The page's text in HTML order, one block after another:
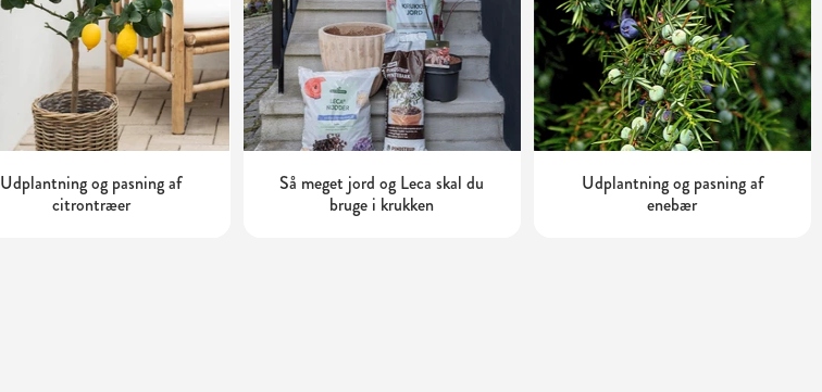
Udplantning og pasning af
citrontræer
Så meget jord og Leca skal du
bruge i krukken
Udplantning og pasning af
enebær